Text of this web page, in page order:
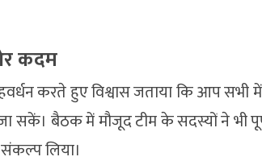
कदम
करते हुए विश्वास जताया कि आप सभी
सकें। बैठक में मौजूद टीम के सदस्यों ने भी
लिया।